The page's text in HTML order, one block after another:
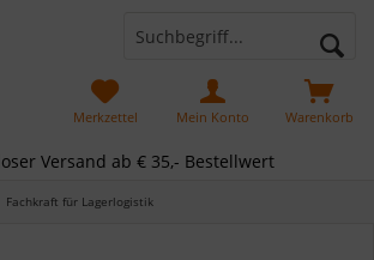
Versand ab € 35,- Bestellwert
Warenkorb
Merkzettel Mein Konto
Fachkraft für Lagerlogistik